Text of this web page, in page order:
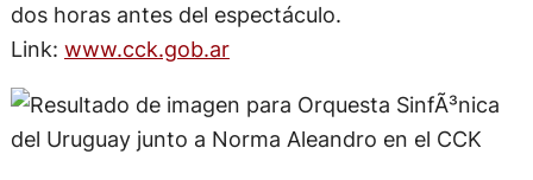
dos horas antes del espectáculo.
Link: www.cck.gob.ar